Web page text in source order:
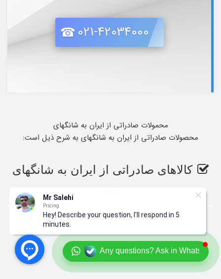
021-42034000
محمولات صادراتی از ایران به شانگهای
محصولات صادراتی از ایران به شانگهای به شرح ذیل است:
کالاهای صادراتی از ایران به شانگهای
Any questions? Ask in Whatsapp
Mr Salehi
Pricing
Hey! Describe your question, I'll respond in 5
minutes.